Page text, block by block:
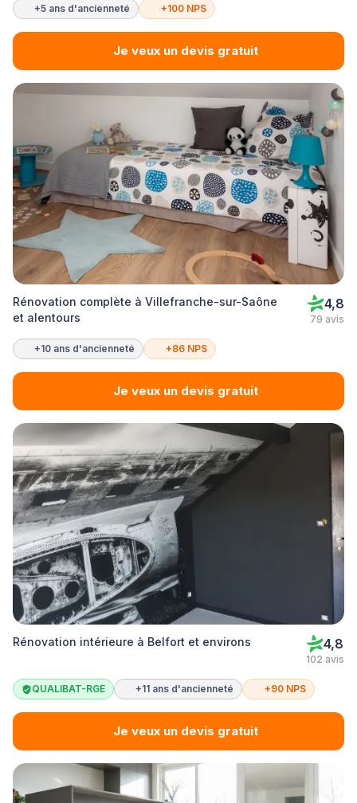
+5 ans d'ancienneté +100 NPS
Je veux un devis gratuit
Rénovation complète à Villefranche-sur-Saône
et alentours
4,8
79 avis
+10 ans d'ancienneté +86 NPS
Je veux un devis gratuit
Rénovation intérieure à Belfort et environs 4,8
102 avis
QUALIBAT-RGE +11 ans d'ancienneté +90 NPS
Je veux un devis gratuit